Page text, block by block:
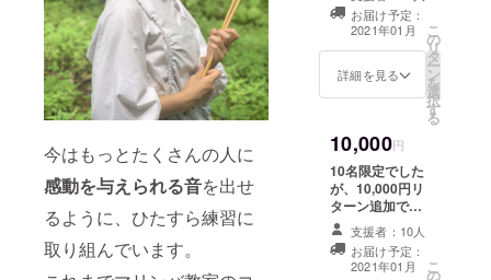
今はもっとたくさんの人に
感動を与えられる音を出せ
るように、ひたすら練習に
取り組んでいます。
回、私が演奏す
るマリンバの演
奏をSNSやメー
ルで配信しま
す。期間は1年間
い。でも頑張り
ます。 指定され
た誕生月の期間
に「誕生日にお
めでとう」をマ
リンバでオンラ
イン演奏します
(バースデーカー
お届け予定：
2021年01月
詳細を見る
こ
の
リ
タ
ー
ン
を
選
択
す
る
10,000円
10名限定でした
が、10,000円リ
ターン追加で
す。 今回のリ
ターンは、コン
サートチケット
は入っていませ
支援者：10人
お届け予定：
2021年01月
こ
の